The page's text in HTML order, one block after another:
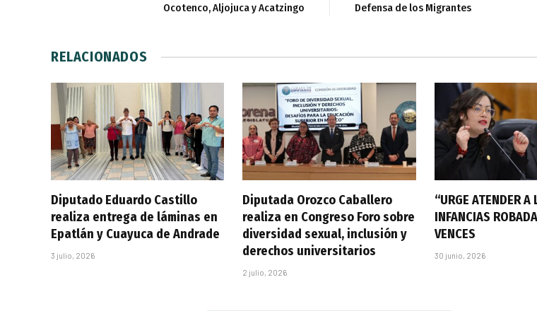
Ocotenco, Aljojuca y Acatzingo
Defensa de los Migrantes
RELACIONADOS
Diputado Eduardo Castillo
realiza entrega de láminas en
Epatlán y Cuayuca de Andrade
3 julio, 2026
Diputada Orozco Caballero
realiza en Congreso Foro sobre
diversidad sexual, inclusión y
derechos universitarios
2 julio, 2026
“URGE ATENDER A
INFANCIAS
VENCES
30 junio, 2026